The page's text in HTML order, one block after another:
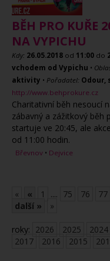
BĚH PRO KUŘE
NA VYPICHU
Kdy: 26.05.2018 od 11:00 do
vchodem od Vypichu •
aktivity • Pořadatel: Odour,
http://www.behprokure.cz
Charitativní běh nesoucí
zábavný a zážitkový běh
startuje ve 20:45, ale
od 11:00 hodin.
Břevnov • Dejvice
« « 1 .... 75 76 77
další »
»
roky: 2026 2025 2024
2017
2016 2015